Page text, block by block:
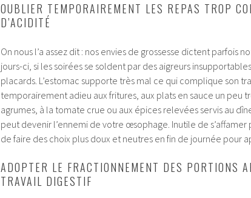
OUBLIER TEMPORAIREMENT LES REPAS TROP
D’ACIDITÉ
On nous l’a assez dit : nos envies de grossesse dictent parfois
jours-ci, si les soirées se soldent par des aigreurs
placards. L’estomac supporte très mal ce qui complique son
temporairement adieu aux fritures, aux plats en sauce un peu
agrumes, à la tomate crue ou aux épices relevées servis au
peut devenir l’ennemi de votre œsophage. Inutile de s’affamer
de faire des choix plus doux et neutres en fin de journée pour
ADOPTER LE FRACTIONNEMENT DES PORTIONS
TRAVAIL DIGESTIF